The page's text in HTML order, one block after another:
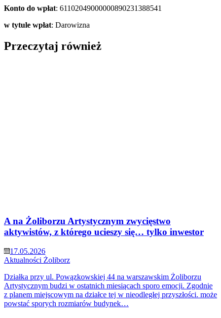
Konto do wpłat: 61102049000000890231388541
w tytule wpłat: Darowizna
Przeczytaj również
A na Żoliborzu Artystycznym zwycięstwo
aktywistów, z którego ucieszy się… tylko inwestor
17.05.2026
Aktualności Żoliborz
Działka przy ul. Powązkowskiej 44 na warszawskim Żoliborzu
Artystycznym budzi w ostatnich miesiącach sporo emocji. Zgodnie
z planem miejscowym na działce tej w nieodległej przyszłości. może
powstać sporych rozmiarów budynek…